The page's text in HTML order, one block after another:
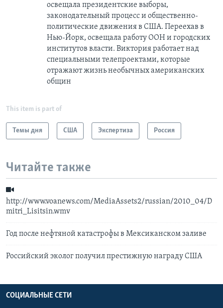
освещала президентские выборы,
законодательный процесс и общественно-
политические движения в США. Переехав в
Нью-Йорк, освещала работу ООН и городских
институтов власти. Виктория работает над
специальными телепроектами, которые
отражают жизнь необычных американских
общин
This item is part of
Темы дня США Экспертиза Россия
Читайте также
http://www.voanews.com/MediaAssets2/russian/2010_04/D
mitri_Lisitsin.wmv
Год после нефтяной катастрофы в Мексиканском заливе
Российский эколог получил престижную награду США
СОЦИАЛЬНЫЕ СЕТИ